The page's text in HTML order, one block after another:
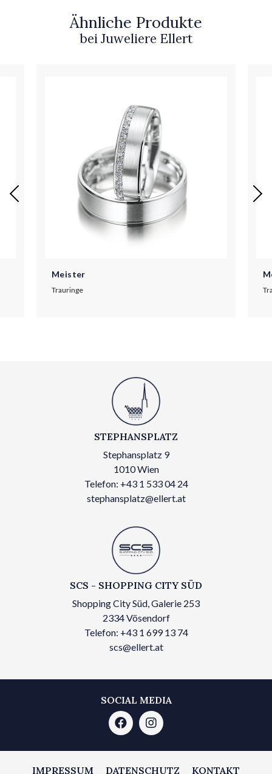
Ähnliche Produkte
bei Juweliere Ellert
Meister
Trauringe
STEPHANSPLATZ
Stephansplatz 9
1010 Wien
Telefon: +43 1 533 04 24
stephansplatz@ellert.at
SCS - SHOPPING CITY SÜD
Shopping City Süd, Galerie 253
2334 Vösendorf
Telefon: +43 1 699 13 74
scs@ellert.at
SOCIAL MEDIA
IMPRESSUM DATENSCHUTZ KONTAKT